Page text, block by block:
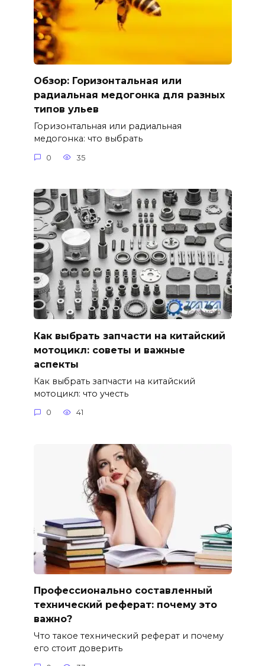
Обзор: Горизонтальная или
радиальная медогонка для разных
типов ульев
Горизонтальная или радиальная
медогонка: что выбрать
0 35
Как выбрать запчасти на китайский
мотоцикл: советы и важные
аспекты
Как выбрать запчасти на китайский
мотоцикл: что учесть
0 41
Профессионально составленный
технический реферат: почему это
важно?
Что такое технический реферат и почему
его стоит доверить